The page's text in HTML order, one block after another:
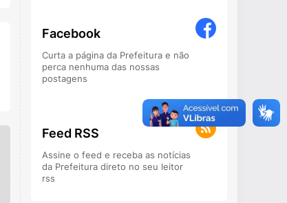
Facebook
Curta a página da Prefeitura e não
perca nenhuma das nossas
postagens
Feed RSS
Assine o feed e receba as notícias
da Prefeitura direto no seu leitor
rss